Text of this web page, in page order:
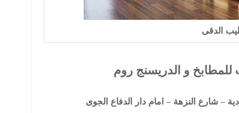
الدقى
و الدريسنج روم
– شارع النزهة – امام دار الدفاع الجوى